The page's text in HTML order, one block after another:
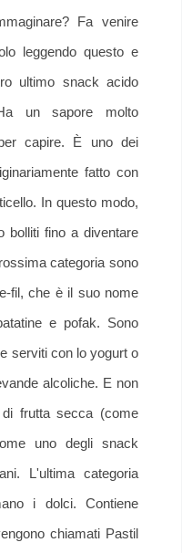
Fa venire
leggendo questo e
ultimo snack acido
un sapore molto
capire. È uno dei
fatto con
In questo modo,
bolliti fino a diventare
categoria sono
fil, che è il suo nome
e pofak. Sono
serviti con lo yogurt o
alcoliche. E non
frutta secca (come
uno degli snack
L'ultima categoria
i dolci. Contiene
chiamati Pastil